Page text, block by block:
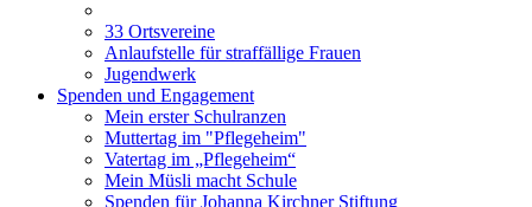
33 Ortsvereine
Anlaufstelle für straffällige Frauen
Jugendwerk
Spenden und Engagement
Mein erster Schulranzen
Muttertag im "Pflegeheim"
Vatertag im „Pflegeheim“
Mein Müsli macht Schule
Spenden für Johanna Kirchner Stiftung